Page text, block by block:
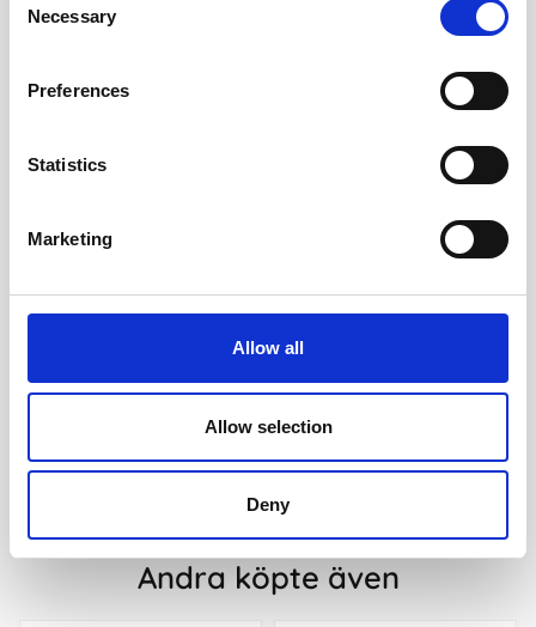
Selection
Necessary
Preferences
Statistics
Marketing
Allow all
Allow selection
Deny
Leuchtturm Bulletjournal
Mark II A5 dotted Turquoise
Leuchtturm A6 hard 187s
Forest Green dotted
Andra köpte även